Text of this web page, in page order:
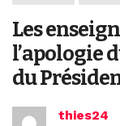
Les
l’apologie
du
thies24